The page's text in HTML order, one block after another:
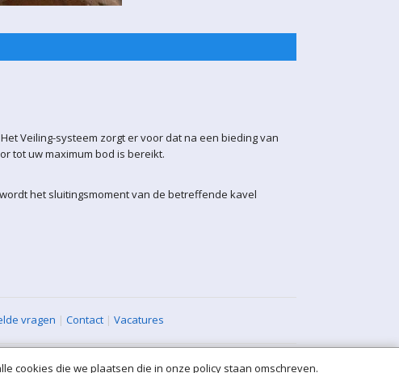
Veiling-systeem zorgt er voor dat na een bieding van
tot uw maximum bod is bereikt.
het sluitingsmoment van de betreffende kavel
vragen | Contact | Vacatures
cookies die we plaatsen die in onze policy staan omschreven.